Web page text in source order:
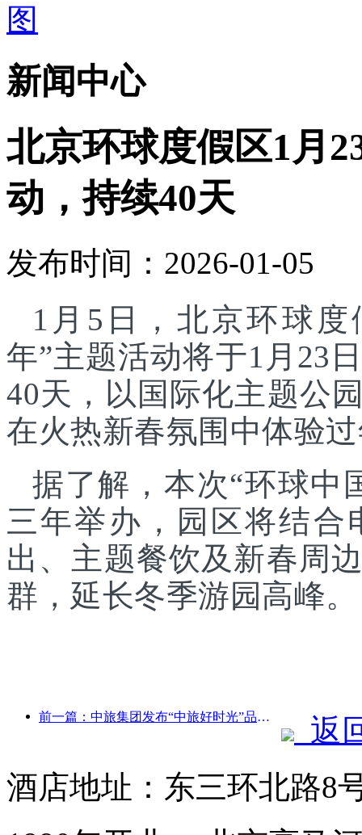
新闻中心
北京环球度假区1月
动，持续40天
发布时间：2026-01-05
1月5日，北京环球度
年”主题活动将于1月23
40天，以国际化主题公
在火热新春氛围中体验
据了解，本次“环球中
三年举办，园区将结合
出、主题餐饮及新春周
群，延长冬季游园高峰。
前一篇：中旅集团发布“中旅好时光”品牌，布局银发旅游市场
返
酒店地址：东三环北路8